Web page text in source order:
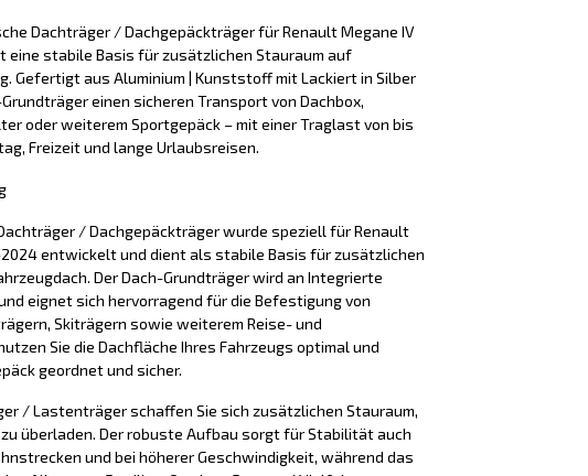
Dachträger / Dachgepäckträger für Renault Megane IV
eine stabile Basis für zusätzlichen Stauraum auf
Gefertigt aus Aluminium | Kunststoff mit Lackiert in Silber
einen sicheren Transport von Dachbox,
oder weiterem Sportgepäck – mit einer Traglast von bis
Freizeit und lange Urlaubsreisen.
/ Dachgepäckträger wurde speziell für Renault
2024 entwickelt und dient als stabile Basis für zusätzlichen
Der Dach-Grundträger wird an Integrierte
eignet sich hervorragend für die Befestigung von
Skiträgern sowie weiterem Reise- und
Sie die Dachfläche Ihres Fahrzeugs optimal und
geordnet und sicher.
/ Lastenträger schaffen Sie sich zusätzlichen Stauraum,
überladen. Der robuste Aufbau sorgt für Stabilität auch
und bei höherer Geschwindigkeit, während das